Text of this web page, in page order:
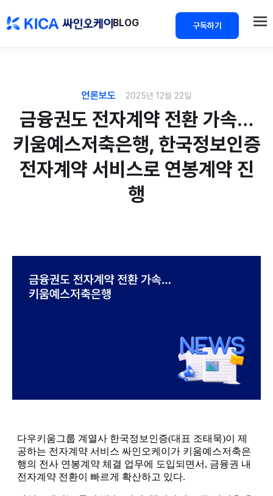
BLOG
구독하기
언론보도 2025년 12월 22일
금융권도 전자계약 전환 가속…
키움예스저축은행, 한국정보인증
전자계약 서비스로 연봉계약 진
행